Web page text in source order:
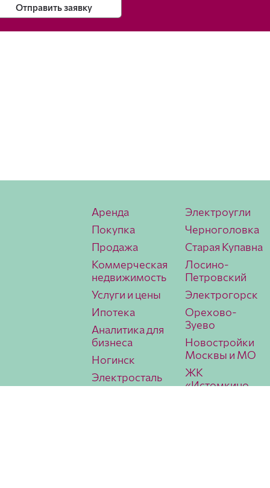
Отправить заявку
Аренда
Покупка
Продажа
Коммерческая
недвижимость
Услуги и цены
Ипотека
Аналитика для
бизнеса
Ногинск
Электросталь
Электроугли
Черноголовка
Старая Купавна
Лосино-
Петровский
Электрогорск
Орехово-
Зуево
Новостройки
Москвы и МО
ЖК
«Истомкино